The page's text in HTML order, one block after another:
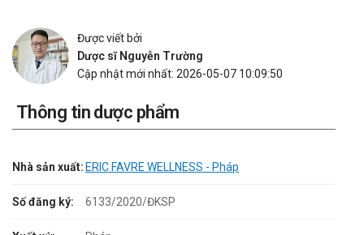
Được viết bởi
Dược sĩ Nguyễn Trường
Cập nhật mới nhất: 2026-05-07 10:09:50
Thông tin dược phẩm
Nhà sản xuất: ERIC FAVRE WELLNESS - Pháp
Số đăng ký: 6133/2020/ĐKSP